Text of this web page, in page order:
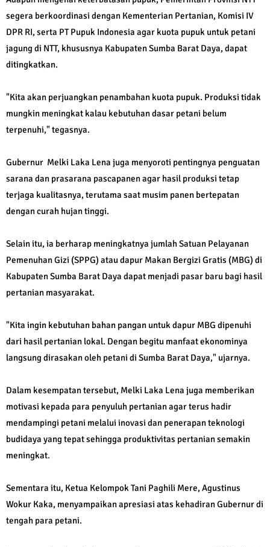
segera berkoordinasi dengan Kementerian Pertanian, Komisi IV
DPR RI, serta PT Pupuk Indonesia agar kuota pupuk untuk petani
jagung di NTT, khususnya Kabupaten Sumba Barat Daya, dapat
ditingkatkan.
"Kita akan perjuangkan penambahan kuota pupuk. Produksi tidak
mungkin meningkat kalau kebutuhan dasar petani belum
terpenuhi," tegasnya.
Gubernur Melki Laka Lena juga menyoroti pentingnya penguatan
sarana dan prasarana pascapanen agar hasil produksi tetap
terjaga kualitasnya, terutama saat musim panen bertepatan
dengan curah hujan tinggi.
Selain itu, ia berharap meningkatnya jumlah Satuan Pelayanan
Pemenuhan Gizi (SPPG) atau dapur Makan Bergizi Gratis (MBG) di
Kabupaten Sumba Barat Daya dapat menjadi pasar baru bagi hasil
pertanian masyarakat.
"Kita ingin kebutuhan bahan pangan untuk dapur MBG dipenuhi
dari hasil pertanian lokal. Dengan begitu manfaat ekonominya
langsung dirasakan oleh petani di Sumba Barat Daya," ujarnya.
Dalam kesempatan tersebut, Melki Laka Lena juga memberikan
motivasi kepada para penyuluh pertanian agar terus hadir
mendampingi petani melalui inovasi dan penerapan teknologi
budidaya yang tepat sehingga produktivitas pertanian semakin
meningkat.
Sementara itu, Ketua Kelompok Tani Paghili Mere, Agustinus
Wokur Kaka, menyampaikan apresiasi atas kehadiran Gubernur di
tengah para petani.